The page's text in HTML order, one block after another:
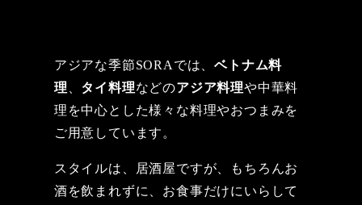
アジアな季節SORAでは、ベトナム料
理
タイ料理などのアジア料理や中華料
理を中心とした様々な料理やおつまみを
ご用意しています。
スタイルは、居酒屋ですが、もちろんお
酒を飲まれずに、お食事だけにいらして